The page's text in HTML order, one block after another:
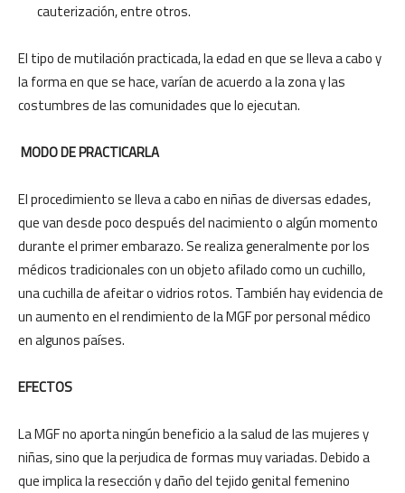
cauterización, entre otros.
El tipo de mutilación practicada, la edad en que se lleva a cabo y
la forma en que se hace, varían de acuerdo a la zona y las
costumbres de las comunidades que lo ejecutan.
MODO DE PRACTICARLA
El procedimiento se lleva a cabo en niñas de diversas edades,
que van desde poco después del nacimiento o algún momento
durante el primer embarazo. Se realiza generalmente por los
médicos tradicionales con un objeto afilado como un cuchillo,
una cuchilla de afeitar o vidrios rotos. También hay evidencia de
un aumento en el rendimiento de la MGF por personal médico
en algunos países.
EFECTOS
La MGF no aporta ningún beneficio a la salud de las mujeres y
niñas, sino que la perjudica de formas muy variadas. Debido a
que implica la resección y daño del tejido genital femenino